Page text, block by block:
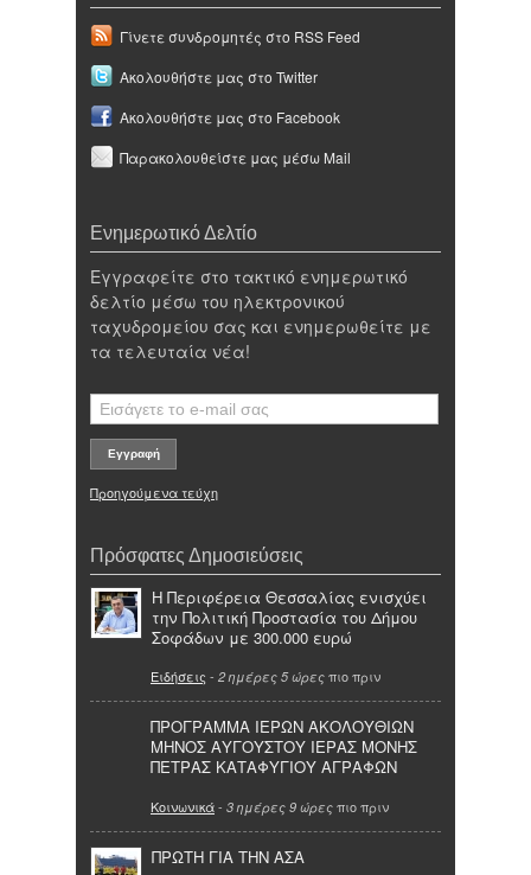
Γίνετε συνδρομητές στο RSS Feed
Ακολουθήστε μας στο Twitter
Ακολουθήστε μας στο Facebook
Παρακολουθείστε μας μέσω Mail
Ενημερωτικό Δελτίο
Εγγραφείτε στο τακτικό ενημερωτικό
δελτίο μέσω του ηλεκτρονικού
ταχυδρομείου σας και ενημερωθείτε με
τα τελευταία νέα!
Προηγούμενα τεύχη
Πρόσφατες Δημοσιεύσεις
Η Περιφέρεια Θεσσαλίας ενισχύει
την Πολιτική Προστασία του Δήμου
Σοφάδων με 300.000 ευρώ
Ειδήσεις - 2 ημέρες 5 ώρες πιο πριν
ΠΡΟΓΡΑΜΜΑ ΙΕΡΩΝ ΑΚΟΛΟΥΘΙΩΝ
ΜΗΝΟΣ ΑΥΓΟΥΣΤΟΥ ΙΕΡΑΣ ΜΟΝΗΣ
ΠΕΤΡΑΣ ΚΑΤΑΦΥΓΙΟΥ ΑΓΡΑΦΩΝ
Κοινωνικά- 3 ημέρες 9 ώρες πιο πριν
ΠΡΩΤΗ ΓΙΑ ΤΗΝ ΑΣΑ